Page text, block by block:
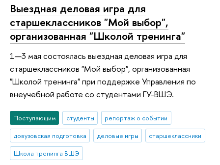
Выездная деловая игра для
старшеклассников "Мой выбор",
организованная "Школой тренинга"
1—3 мая состоялась выездная деловая игра для
старшеклассников "Мой выбор", организованная
"Школой тренинга" при поддержке Управления по
внеучебной работе со студентами ГУ-ВШЭ.
Поступающим студенты
репортаж о событии
довузовская подготовка
деловые игры
старшеклассники
Школа тренинга ВШЭ